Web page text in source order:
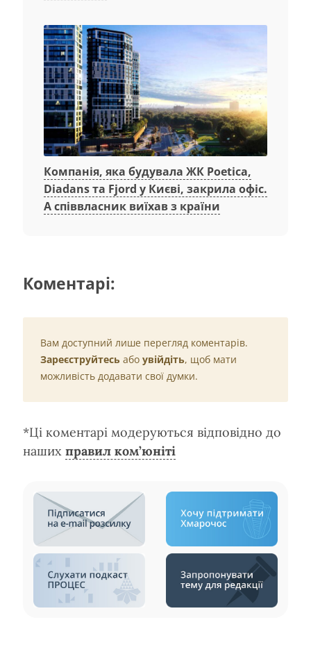
Компанія, яка будувала ЖК Poetica,
Diadans та Fjord у Києві, закрила офіс.
А співвласник виїхав з країни
Коментарі:
Вам доступний лише перегляд коментарів.
Зареєструйтесь або увійдіть, щоб мати
можливість додавати свої думки.
*Ці коментарі модеруються відповідно до
наших правил ком’юніті